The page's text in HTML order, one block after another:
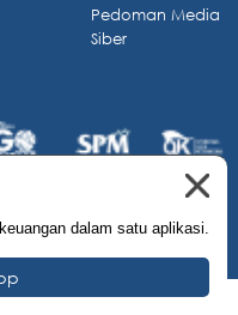
Pedoman Media
Siber
Reserved.
dalam satu aplikasi.